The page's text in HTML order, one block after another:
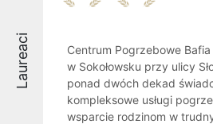
Laureaci
Centrum Pogrzebowe
w Sokołowsku przy ulicy
ponad dwóch dekad
kompleksowe usługi
wsparcie rodzinom w